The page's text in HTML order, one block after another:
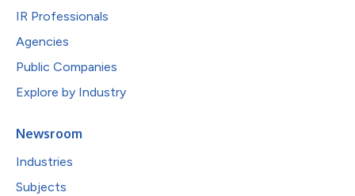
IR Professionals
Agencies
Public Companies
Explore by Industry
Newsroom
Industries
Subjects